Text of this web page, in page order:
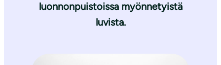
luonnonpuistoissa myönnetyistä
luvista.